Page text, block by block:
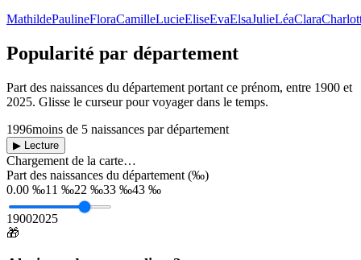
MathildePaulineFloraCamilleLucieEliseEvaElsaJulieLéaClara
Popularité par département
Part des naissances du département portant ce prénom, entre 1900 et
2025. Glisse le curseur pour voyager dans le temps.
1996moins de 5 naissances par département
▶ Lecture
Chargement de la carte…
Part des naissances du département (‰)
0.00 ‰11 ‰22 ‰33 ‰43 ‰
19002025
🎁